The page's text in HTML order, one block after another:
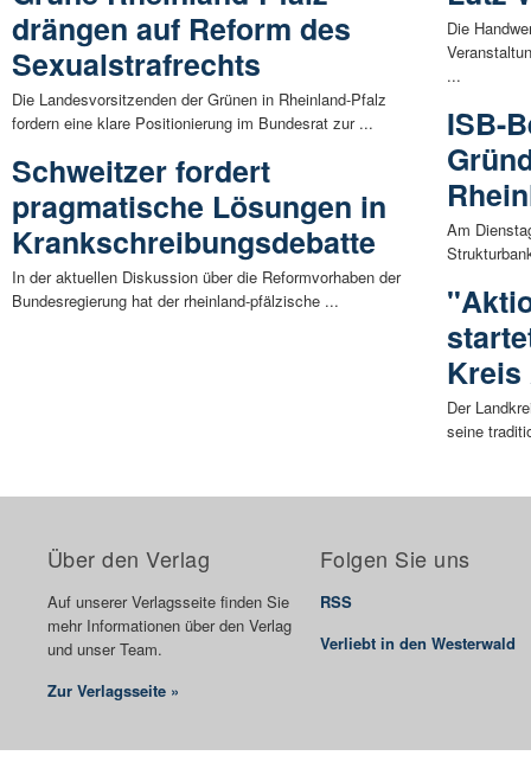
drängen auf Reform des
Sexualstrafrechts
Die Landesvorsitzenden der Grünen in Rheinland-Pfalz
fordern eine klare Positionierung im Bundesrat zur ...
Schweitzer fordert
pragmatische Lösungen in
Krankschreibungsdebatte
In der aktuellen Diskussion über die Reformvorhaben der
Bundesregierung hat der rheinland-pfälzische ...
Die
...
ISB-
Am
Der
seine
Über den Verlag
Auf unserer Verlagsseite finden Sie
mehr Informationen über den Verlag
und unser Team.
Zur Verlagsseite »
Folgen Sie uns
RSS
Verliebt in den Westerwald